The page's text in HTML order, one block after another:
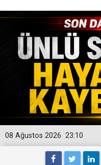
23:10
08 Ağustos 2026